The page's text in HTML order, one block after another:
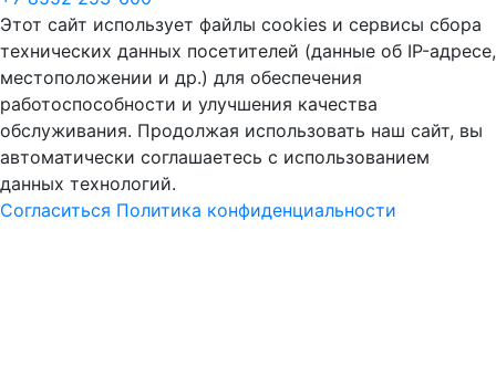
Этот сайт использует файлы cookies и сервисы сбора
технических данных посетителей (данные об IP-адресе,
местоположении и др.) для обеспечения
работоспособности и улучшения качества
обслуживания. Продолжая использовать наш сайт, вы
автоматически соглашаетесь с использованием
данных технологий.
Согласиться Политика конфиденциальности